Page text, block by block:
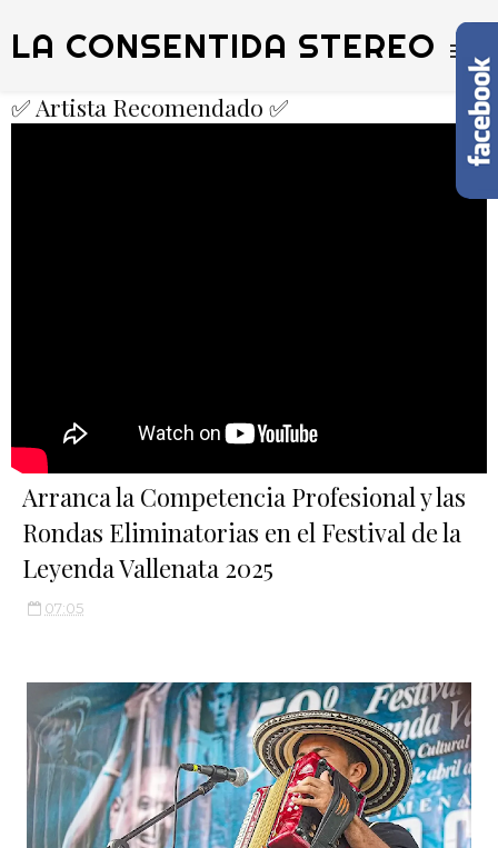
LA CONSENTIDA STEREO
✅ Artista Recomendado ✅
Arranca la Competencia Profesional y las
Rondas Eliminatorias en el Festival de la
Leyenda Vallenata 2025
07:05